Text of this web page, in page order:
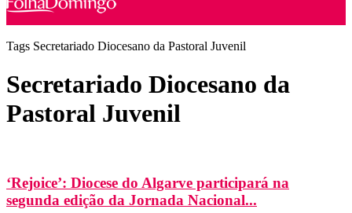
Tags Secretariado Diocesano da Pastoral Juvenil
Secretariado Diocesano da
Pastoral Juvenil
‘Rejoice’: Diocese do Algarve participará na
segunda edição da Jornada Nacional...